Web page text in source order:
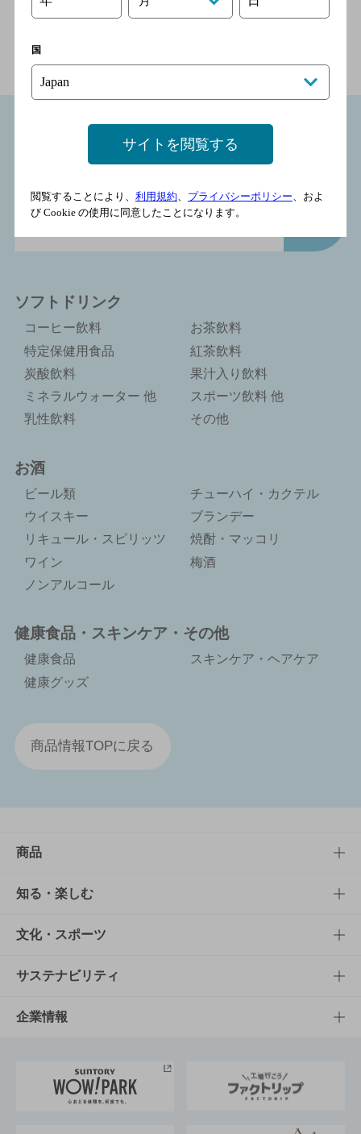
商品情報（カロリー・原材料）トップ ＞ ワイン
コ シラー 250ml紙パック
カロリー・原材料
ソフトドリンク
コーヒー飲料
お茶飲料
特定保健用食品
紅茶飲料
炭酸飲料
果汁入り飲料
ミネラルウォーター 他
スポーツ飲料 他
乳性飲料
その他
お酒
ビール類
チューハイ・カクテル
ウイスキー
ブランデー
リキュール・スピリッツ
焼酎・マッコリ
ワイン
梅酒
ノンアルコール
健康食品・スキンケア・その他
健康食品
スキンケア・ヘアケア
健康グッズ
商品情報TOPに戻る
商品
商品TOP
商品一覧
商品発売情報
栄養成分一覧
知る・楽しむ
知る・楽しむTOP
キャンペーン
工場見学
地域情報
文化・スポーツ
文化・スポーツTOP
サントリーホール
サントリーサンバーズ大阪
サステナビリティ
サステナビリティTOP
サントリーが考えるサステナビリティ経営
企業情報
企業概要
国
サイトを閲覧する
閲覧することにより、 利用規約、 プライバシーポリシー、およ
び Cookie の使用に同意したことになります。